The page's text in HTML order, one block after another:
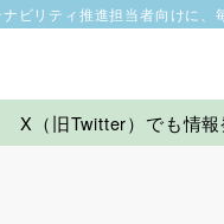
ビリティ推進担当者向けに、
X（旧Twitter）でも情